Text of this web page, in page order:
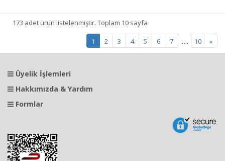
173 adet ürün listelenmiştir. Toplam 10 sayfa
1 2 3 4 5 6 7 ... 10 »
Üyelik İşlemleri
Hakkımızda & Yardım
Formlar